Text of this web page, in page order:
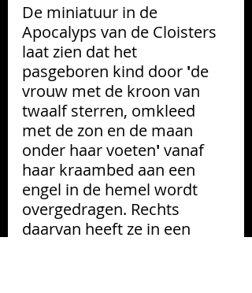
De miniatuur in de
Apocalyps van de Cloisters
laat zien dat het
pasgeboren kind door 'de
vrouw met de kroon van
twaalf sterren, omkleed
met de zon en de maan
onder haar voeten' vanaf
haar kraambed aan een
engel in de hemel wordt
overgedragen. Rechts
daarvan heeft ze in een